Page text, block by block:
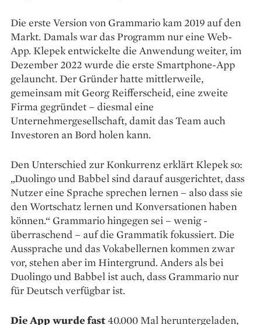
Die erste Version von Grammario kam 2019 auf den
Markt. ­Damals war das Programm nur eine Web-
App. Klepek entwickelte die An­wendung weiter, im
Dezember 2022 wurde die erste Smartphone-App
gelauncht. Der Gründer hatte mittlerweile,
gemeinsam mit Georg Reifferscheid, eine zweite
Firma gegründet – diesmal eine
Unternehmergesellschaft, damit das Team auch
Investoren an Bord ­holen kann.
Den Unterschied zur Kon­kurrenz erklärt Klepek so:
„Duolingo und Babbel sind darauf ausgerichtet, dass
Nutzer eine ­Sprache sprechen lernen – also dass sie
den Wortschatz lernen und Konversa­tionen haben
können.“ ­Grammario hingegen sei – wenig ­
überraschend – auf die Grammatik fokussiert. Die
Aussprache und das Vokabellernen kommen zwar
vor, stehen aber im Hintergrund. Anders als bei
Duolingo und Babbel ist auch, dass Grammario nur
für Deutsch verfügbar ist.
Die App wurde fast40.000 Mal heruntergeladen,